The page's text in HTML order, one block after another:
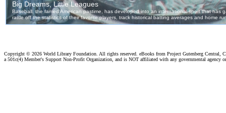
Copyright © 2026 World Library Foundation. All rights reserved. eBooks from Project Gutenberg Central,
a 501c(4) Member's Support Non-Profit Organization, and is NOT affiliated with any governmental agency